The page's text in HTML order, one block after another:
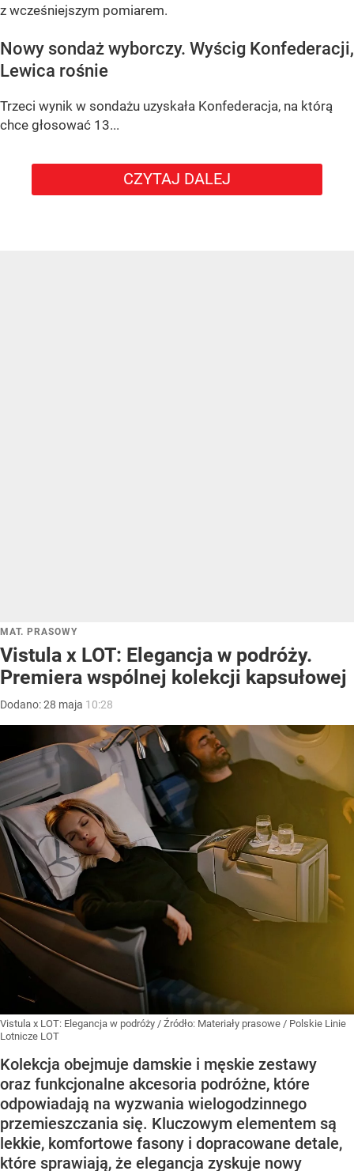
z wcześniejszym pomiarem.
Nowy sondaż wyborczy. Wyścig Konfederacji,
Lewica rośnie
Trzeci wynik w sondażu uzyskała Konfederacja, na którą
chce głosować 13...
CZYTAJ DALEJ
MAT. PRASOWY
Vistula x LOT: Elegancja w podróży.
Premiera wspólnej kolekcji kapsułowej
Dodano:28 maja 10:28
Vistula x LOT: Elegancja w podróży / Źródło: Materiały prasowe / Polskie Linie
Lotnicze LOT
Kolekcja obejmuje damskie i męskie zestawy
oraz funkcjonalne akcesoria podróżne, które
odpowiadają na wyzwania wielogodzinnego
przemieszczania się. Kluczowym elementem są
lekkie, komfortowe fasony i dopracowane detale,
które sprawiają, że elegancja zyskuje nowy